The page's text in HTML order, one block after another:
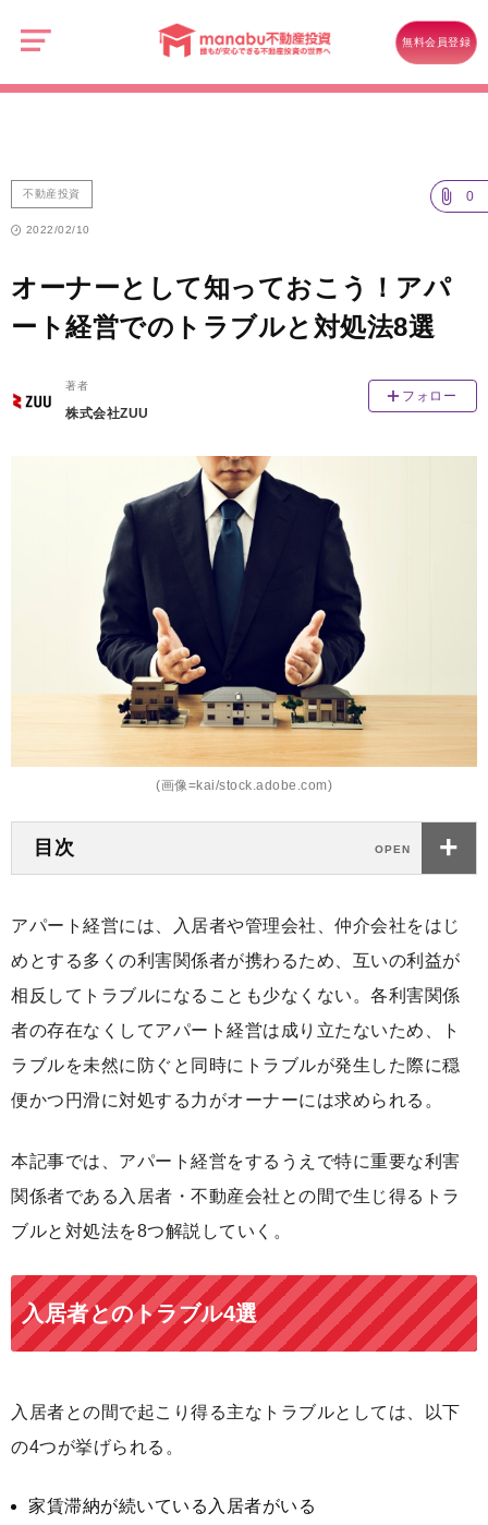
無料会員登録
オーナーとして知っておこう！アパート経営でのトラブルと対処法8選
不動産投資 0
2022/02/10
オーナーとして知っておこう！アパ
ート経営でのトラブルと対処法8選
著者
株式会社ZUU
フォロー
(画像=kai/stock.adobe.com)
目次
アパート経営には、入居者や管理会社、仲介会社をはじ
めとする多くの利害関係者が携わるため、互いの利益が
相反してトラブルになることも少なくない。各利害関係
者の存在なくしてアパート経営は成り立たないため、ト
ラブルを未然に防ぐと同時にトラブルが発生した際に穏
便かつ円滑に対処する力がオーナーには求められる。
本記事では、アパート経営をするうえで特に重要な利害
関係者である入居者・不動産会社との間で生じ得るトラ
ブルと対処法を8つ解説していく。
入居者とのトラブル4選
入居者との間で起こり得る主なトラブルとしては、以下
の4つが挙げられる。
家賃滞納が続いている入居者がいる